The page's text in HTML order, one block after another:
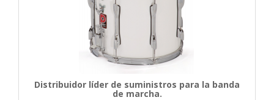
Distribuidor líder de suministros para la banda
de marcha.